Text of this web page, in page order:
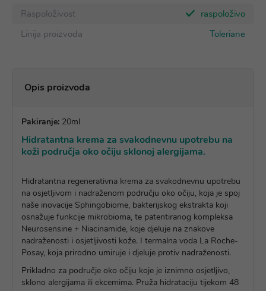
Raspoloživost
raspoloživo
Linija proizvoda
Toleriane
Opis proizvoda
Pakiranje: 20ml
Hidratantna krema za svakodnevnu upotrebu na
koži područja oko očiju sklonoj alergijama.
Hidratantna regenerativna krema za svakodnevnu upotrebu
na osjetljivom i nadraženom području oko očiju, koja je spoj
naše inovacije Sphingobiome, bakterijskog ekstrakta koji
osnažuje funkcije mikrobioma, te patentiranog kompleksa
Neurosensine + Niacinamide, koje djeluje na znakove
nadraženosti i osjetljivosti kože. I termalna voda La Roche-
Posay, koja prirodno umiruje i djeluje protiv nadraženosti.
Prikladno za područje oko očiju koje je iznimno osjetljivo,
sklono alergijama ili ekcemima. Pruža hidrataciju tijekom 48